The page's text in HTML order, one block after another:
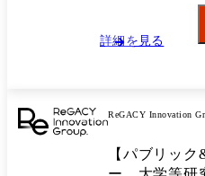
詳細を見る
ReGACY Innovation
【パブリッ